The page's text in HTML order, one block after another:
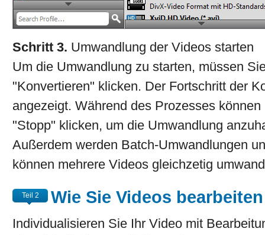
Schritt 3. Umwandlung der Videos starten
Um die Umwandlung zu starten, müssen
"Konvertieren" klicken. Der Fortschritt der
angezeigt. Während des Prozesses
"Stopp" klicken, um die Umwandlung
Außerdem werden Batch-Umwandlungen
können mehrere Videos gleichzetig
Teil 2 Wie Sie Videos bearbeiten
Individualisieren Sie Ihr Video mit